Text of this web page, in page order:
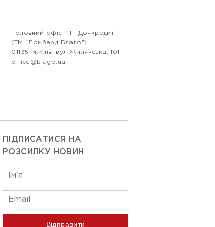
Головний офіс ПТ "Донкредит"
(ТМ "Ломбард Благо")
01135, м.Київ, вул Жилянська, 101
office@blago.ua
ПІДПИСАТИСЯ НА
РОЗСИЛКУ НОВИН
Відправити